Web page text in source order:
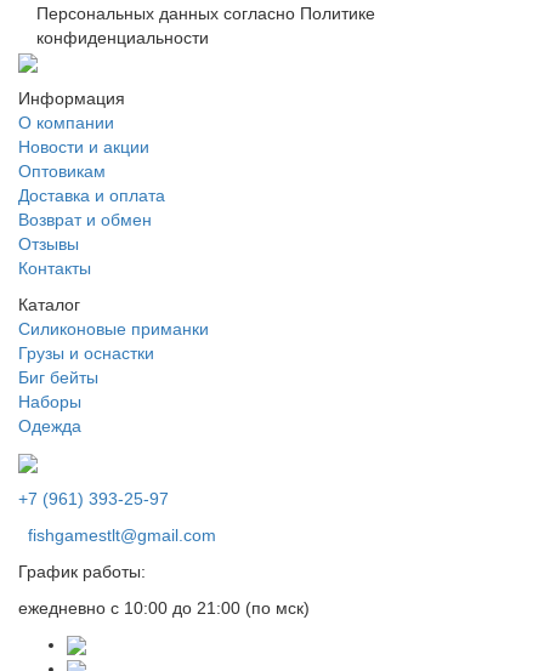
Персональных данных согласно Политике
конфиденциальности
Информация
О компании
Новости и акции
Оптовикам
Доставка и оплата
Возврат и обмен
Отзывы
Контакты
Каталог
Силиконовые приманки
Грузы и оснастки
Биг бейты
Наборы
Одежда
+7 (961) 393-25-97
fishgamestlt@gmail.com
График работы:
ежедневно с 10:00 до 21:00 (по мск)